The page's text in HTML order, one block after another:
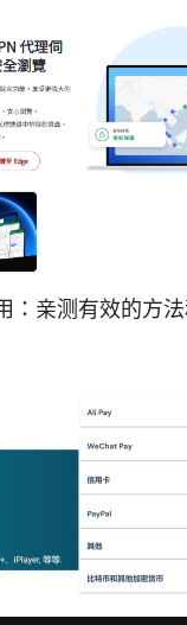
：亲测有效的方